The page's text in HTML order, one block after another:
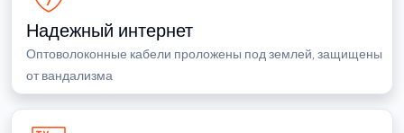
Надежный интернет
Оптоволоконные кабели проложены под землей, защищены
от вандализма